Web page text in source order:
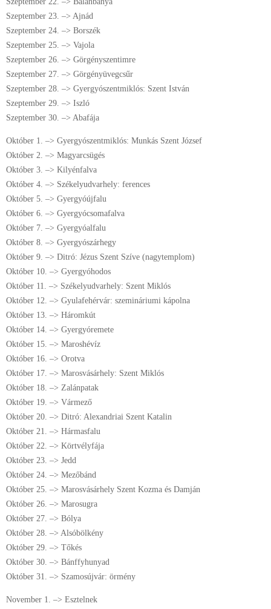
Szeptember 23. –> Ajnád
Szeptember 24. –> Borszék
Szeptember 25. –> Vajola
Szeptember 26. –> Görgényszentimre
Szeptember 27. –> Görgényüvegcsűr
Szeptember 28. –> Gyergyószentmiklós: Szent István
Szeptember 29. –> Iszló
Szeptember 30. –> Abafája
Október 1. –> Gyergyószentmiklós: Munkás Szent József
Október 2. –> Magyarcsügés
Október 3. –> Kilyénfalva
Október 4. –> Székelyudvarhely: ferences
Október 5. –> Gyergyóújfalu
Október 6. –> Gyergyócsomafalva
Október 7. –> Gyergyóalfalu
Október 8. –> Gyergyószárhegy
Október 9. –> Ditró: Jézus Szent Szíve (nagytemplom)
Október 10. –> Gyergyóhodos
Október 11. –> Székelyudvarhely: Szent Miklós
Október 12. –> Gyulafehérvár: szemináriumi kápolna
Október 13. –> Háromkút
Október 14. –> Gyergyóremete
Október 15. –> Maroshévíz
Október 16. –> Orotva
Október 17. –> Marosvásárhely: Szent Miklós
Október 18. –> Zalánpatak
Október 19. –> Vármező
Október 20. –> Ditró: Alexandriai Szent Katalin
Október 21. –> Hármasfalu
Október 22. –> Körtvélyfája
Október 23. –> Jedd
Október 24. –> Mezőbánd
Október 25. –> Marosvásárhely Szent Kozma és Damján
Október 26. –> Marosugra
Október 27. –> Bólya
Október 28. –> Alsóbölkény
Október 29. –> Tőkés
Október 30. –> Bánffyhunyad
Október 31. –> Szamosújvár: örmény
November 1. –> Esztelnek